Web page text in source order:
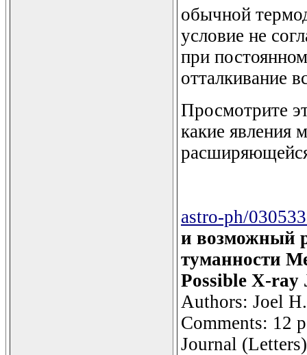
обычной
условие не
при
отталкивание
Просмотрите
какие явления
astro-ph/
и возможный
туманности
Possible X-ray
Authors: Joel
Comments: 12
Journal (Letters)